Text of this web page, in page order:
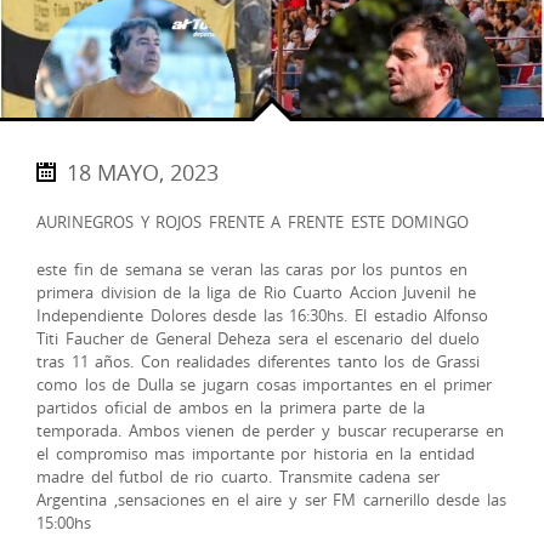
18 MAYO, 2023
AURINEGROS Y ROJOS FRENTE A FRENTE ESTE DOMINGO
este fin de semana se veran las caras por los puntos en
primera division de la liga de Rio Cuarto Accion Juvenil he
Independiente Dolores desde las 16:30hs. El estadio Alfonso
Titi Faucher de General Deheza sera el escenario del duelo
tras 11 años. Con realidades diferentes tanto los de Grassi
como los de Dulla se jugarn cosas importantes en el primer
partidos oficial de ambos en la primera parte de la
temporada. Ambos vienen de perder y buscar recuperarse en
el compromiso mas importante por historia en la entidad
madre del futbol de rio cuarto. Transmite cadena ser
Argentina ,sensaciones en el aire y ser FM carnerillo desde las
15:00hs